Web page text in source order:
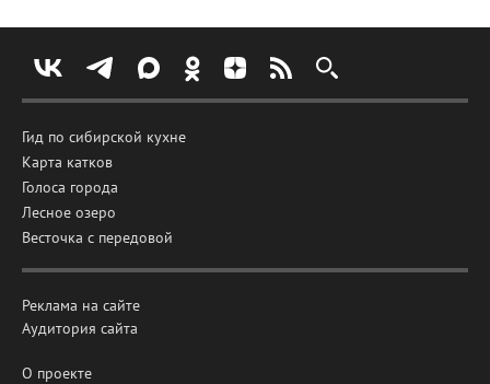
Гид по сибирской кухне
Карта катков
Голоса города
Лесное озеро
Весточка с передовой
Реклама на сайте
Аудитория сайта
О проекте